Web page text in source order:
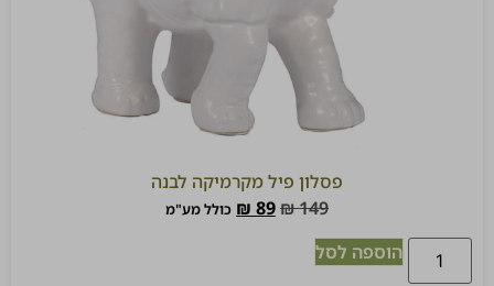
פסלון פיל מקרמיקה לבנה
₪149
₪ 89 כולל מע"מ
הוספה לסל